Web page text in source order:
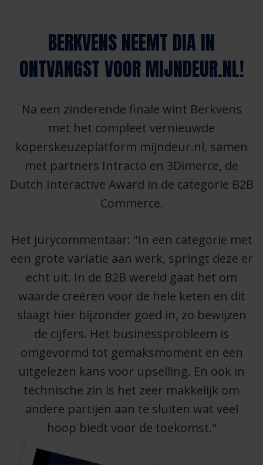
BERKVENS NEEMT DIA IN
ONTVANGST VOOR MIJNDEUR.NL!
Na een zinderende finale wint Berkvens
met het compleet vernieuwde
koperskeuzeplatform mijndeur.nl, samen
met partners Intracto en 3Dimerce, de
Dutch Interactive Award in de categorie B2B
Commerce.
Het jurycommentaar: "In een categorie met
een grote variatie aan werk, springt deze er
echt uit. In de B2B wereld gaat het om
waarde creëren voor de hele keten en dit
slaagt hier bijzonder goed in, zo bewijzen
de cijfers. Het businessprobleem is
omgevormd tot gemaksmoment en een
uitgelezen kans voor upselling. En ook in
technische zin is het zeer makkelijk om
andere partijen aan te sluiten wat veel
hoop biedt voor de toekomst."